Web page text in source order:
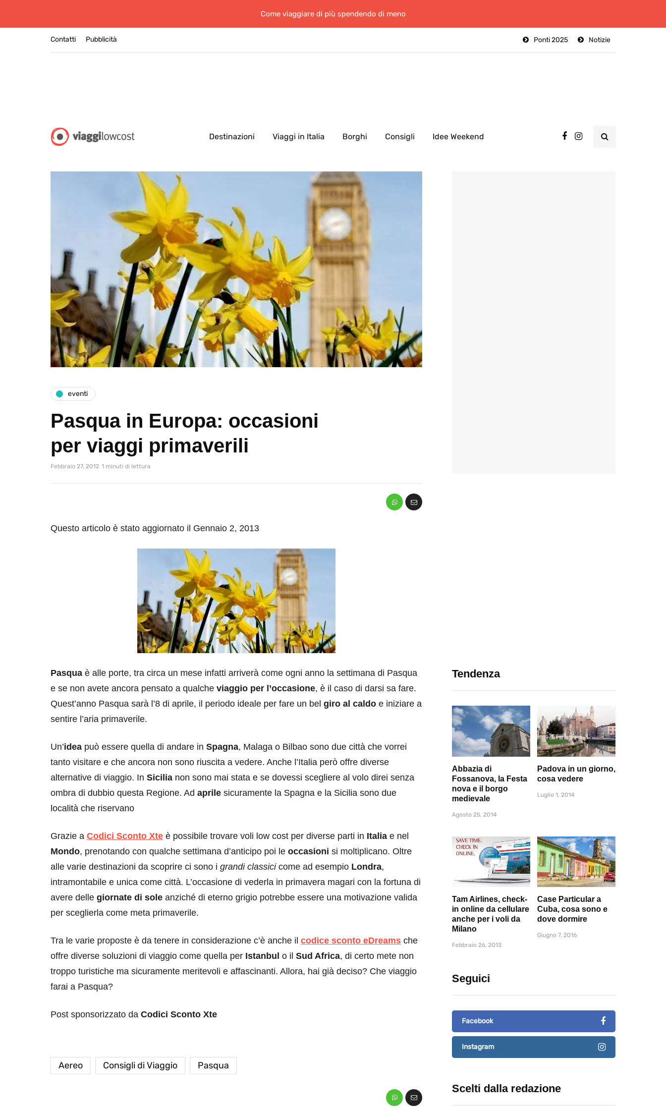
Come viaggiare di più spendendo di meno
Contatti Notizie
Ponti 2025
Pubblicità
Destinazioni Viaggi in Italia Borghi Consigli Idee Weekend
eventi
Pasqua in Europa: occasioni
per viaggi primaverili
Febbraio 27, 2012 1 minuti di lettura
Questo articolo è stato aggiornato il Gennaio 2, 2013
Pasqua è alle porte, tra circa un mese infatti arriverà come ogni anno la settimana di Pasqua
e se non avete ancora pensato a qualche viaggio per l’occasione, è il caso di darsi sa fare.
Quest’anno Pasqua sarà l’8 di aprile, il periodo ideale per fare un bel giro al caldo e iniziare a
sentire l’aria primaverile.
Un’idea può essere quella di andare in Spagna, Malaga o Bilbao sono due città che vorrei
tanto visitare e che ancora non sono riuscita a vedere. Anche l’Italia però offre diverse
alternative di viaggio. In Sicilia non sono mai stata e se dovessi scegliere al volo direi senza
ombra di dubbio questa Regione. Ad aprile sicuramente la Spagna e la Sicilia sono due
località che riservano
Grazie a Codici Sconto Xte è possibile trovare voli low cost per diverse parti in Italia e nel
Mondo, prenotando con qualche settimana d’anticipo poi le occasioni si moltiplicano. Oltre
alle varie destinazioni da scoprire ci sono i grandi classici come ad esempio Londra,
intramontabile e unica come città. L’occasione di vederla in primavera magari con la fortuna di
avere delle giornate di sole anziché di eterno grigio potrebbe essere una motivazione valida
per sceglierla come meta primaverile.
Tra le varie proposte è da tenere in considerazione c’è anche il codice sconto eDreams che
offre diverse soluzioni di viaggio come quella per Istanbul o il Sud Africa, di certo mete non
troppo turistiche ma sicuramente meritevoli e affascinanti. Allora, hai già deciso? Che viaggio
farai a Pasqua?
Post sponsorizzato da Codici Sconto Xte
Aereo Consigli di Viaggio Pasqua
Tendenza
Abbazia di
Fossanova, la Festa
nova e il borgo
medievale
Agosto 25, 2014
Padova in un giorno,
cosa vedere
Luglio 1, 2014
Tam Airlines, check-
in online da cellulare
anche per i voli da
Milano
Febbraio 26, 2013
Case Particular a
Cuba, cosa sono e
dove dormire
Giugno 7, 2016
Seguici
Facebook
Instagram
Scelti dalla redazione